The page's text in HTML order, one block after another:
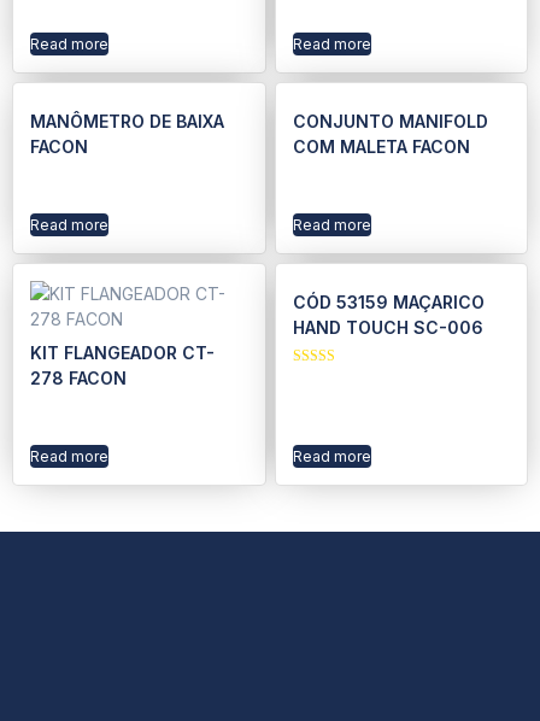
Read more Read more
MANÔMETRO DE BAIXA
FACON
Read more
CONJUNTO MANIFOLD
COM MALETA FACON
Read more
KIT FLANGEADOR CT-
278 FACON
Read more
CÓD 53159 MAÇARICO
HAND TOUCH SC-006
Read more